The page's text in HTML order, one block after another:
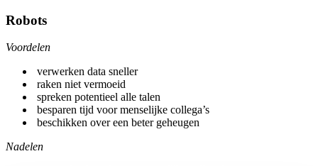
Robots
Voordelen
verwerken data sneller
raken niet vermoeid
spreken potentieel alle talen
besparen tijd voor menselijke collega’s
beschikken over een beter geheugen
Nadelen